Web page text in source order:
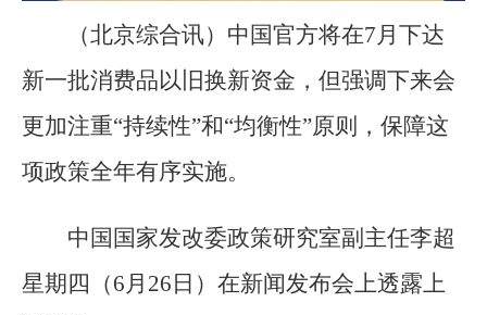
（北京综合讯）中国官方将在7月下达
新一批消费品以旧换新资金，但强调下来会
更加注重“持续性”和“均衡性”原则，保障这
项政策全年有序实施。
中国国家发改委政策研究室副主任李超
星期四（6月26日）在新闻发布会上透露上